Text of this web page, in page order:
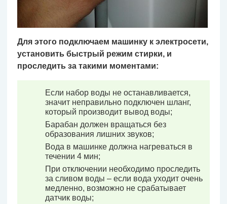
Для этого подключаем машинку к электросети,
установить быстрый режим стирки, и
проследить за такими моментами:
Если набор воды не останавливается,
значит неправильно подключен шланг,
который производит вывод воды;
Барабан должен вращаться без
образования лишних звуков;
Вода в машинке должна нагреваться в
течении 4 мин;
При отключении необходимо проследить
за сливом воды – если вода уходит очень
медленно, возможно не срабатывает
датчик воды;